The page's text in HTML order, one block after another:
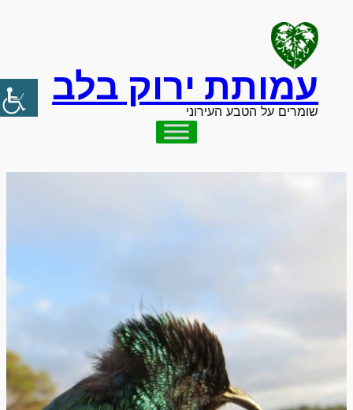
עמותת ירוק בלב
שומרים על הטבע העירוני